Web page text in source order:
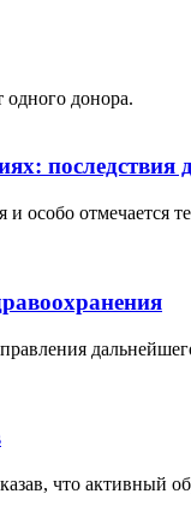
донора.
последствия
особо отмечается
что активный